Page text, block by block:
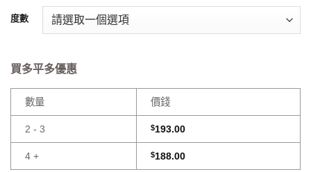
度數
買多平多優惠
數量 價錢
2 - 3 $193.00
4 + $188.00